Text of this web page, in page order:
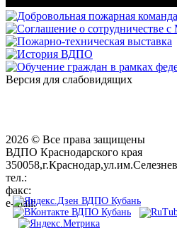
Версия для слабовидящих
2026 © Все права защищены
ВДПО Краснодарского края
тел.:
факс:
e-mail:01@vdpokuban.ru